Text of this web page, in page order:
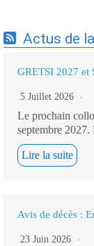
Actus de
GRETSI 2027 et
5 Juillet 2026
Le prochain
septembre 2027.
Lire la suite
Avis de décès :
23 Juin 2026